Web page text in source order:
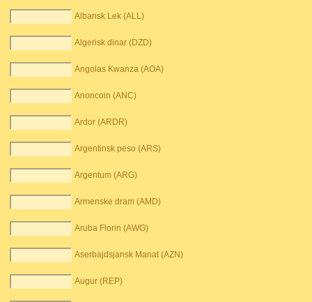
Albansk Lek (ALL)
Algerisk dinar (DZD)
Angolas Kwanza (AOA)
Anoncoin (ANC)
Ardor (ARDR)
Argentinsk peso (ARS)
Argentum (ARG)
Armenske dram (AMD)
Aruba Florin (AWG)
Aserbajdsjansk Manat (AZN)
Augur (REP)